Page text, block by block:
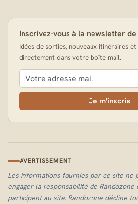
Inscrivez-vous à la newsletter de
Idées de sorties, nouveaux itinéraires et
directement dans votre boîte mail.
Je m'inscris
AVERTISSEMENT
Les informations fournies par ce site ne
engager la responsabilité de Randozone
participent au site. Randozone décline